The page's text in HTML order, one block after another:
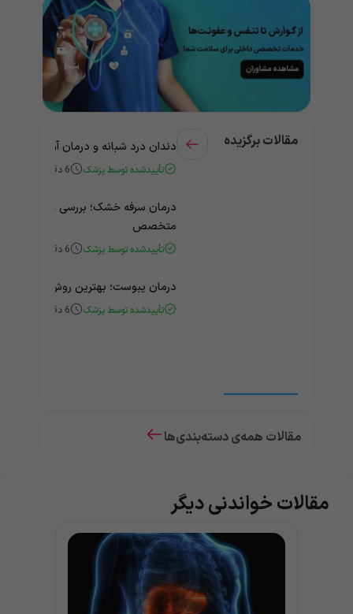
مقالات برگزیده دندان درد شبانه و درمان آن +
تأییدشده توسط پزشک 6 دقیقه
درمان سرفه خشک؛ بررسی علت و
متخصص
تأییدشده توسط پزشک 6 دقیقه
درمان یبوست؛ بهترین روش‌های
تأییدشده توسط پزشک 6 دقیقه
مقالات همه‌ی دسته‌بندی‌ها
مقالات خواندنی دیگر